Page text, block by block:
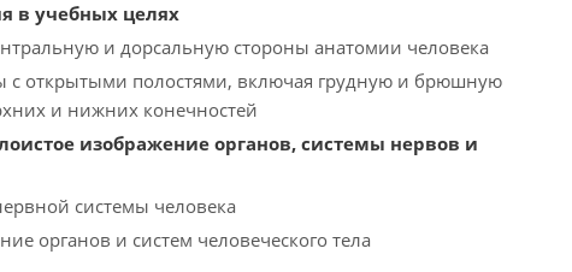
в учебных целях
и дорсальную стороны анатомии человека
с открытыми полостями, включая грудную и брюшную
и нижних конечностей
изображение органов, системы нервов и
системы человека
органов и систем человеческого тела